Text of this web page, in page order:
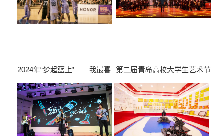
2024年“梦起篮上”——我最喜
欢的篮球队员对抗赛
第二届青岛高校大学生艺术节
在科大启动